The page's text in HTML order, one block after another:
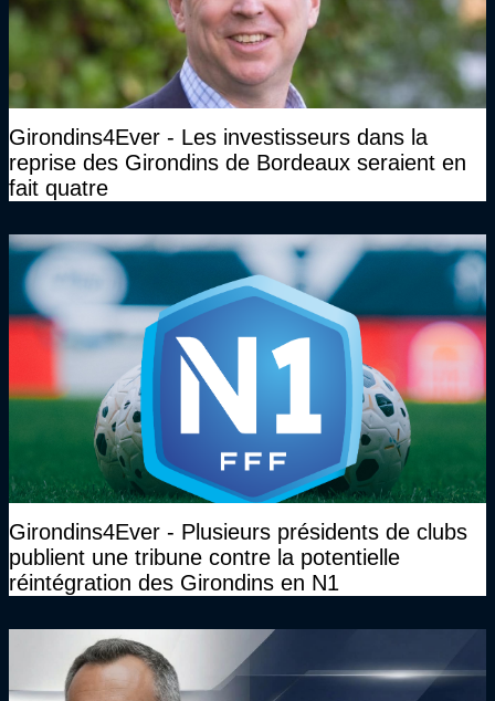
Girondins4Ever - Les investisseurs dans la
reprise des Girondins de Bordeaux seraient en
fait quatre
Girondins4Ever - Plusieurs présidents de clubs
publient une tribune contre la potentielle
réintégration des Girondins en N1